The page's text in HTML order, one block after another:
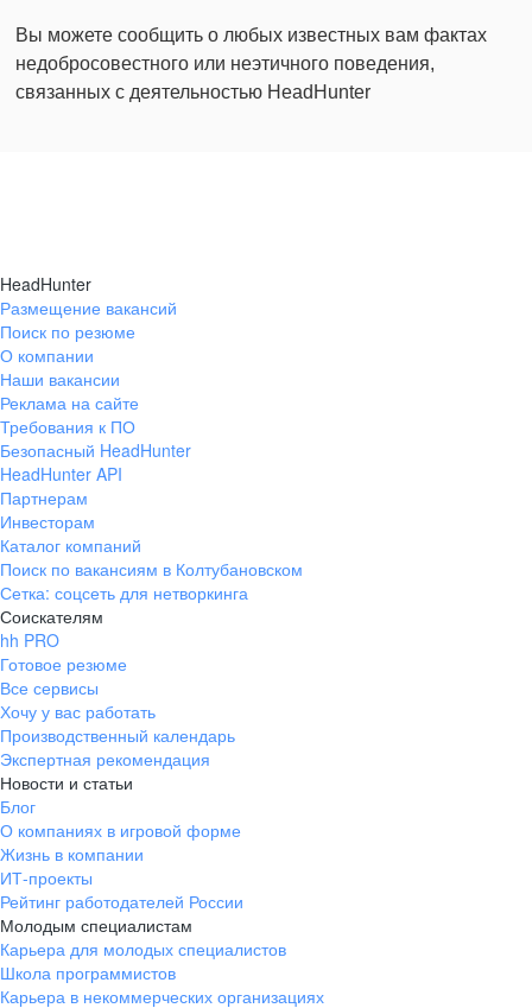
Вы можете сообщить о любых известных вам фактах
недобросовестного или неэтичного поведения,
связанных с деятельностью HeadHunter
HeadHunter
Размещение вакансий
Поиск по резюме
О компании
Наши вакансии
Реклама на сайте
Требования к ПО
Безопасный HeadHunter
HeadHunter API
Партнерам
Инвесторам
Каталог компаний
Поиск по вакансиям в Колтубановском
Сетка: соцсеть для нетворкинга
Соискателям
hh PRO
Готовое резюме
Все сервисы
Хочу у вас работать
Производственный календарь
Экспертная рекомендация
Новости и статьи
Блог
О компаниях в игровой форме
Жизнь в компании
ИТ-проекты
Рейтинг работодателей России
Молодым специалистам
Карьера для молодых специалистов
Школа программистов
Карьера в некоммерческих организациях